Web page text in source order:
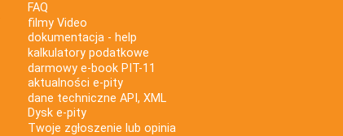
FAQ
filmy Video
dokumentacja - help
kalkulatory podatkowe
darmowy e-book PIT-11
aktualności e-pity
dane techniczne API, XML
Dysk e-pity
Twoje zgłoszenie lub opinia